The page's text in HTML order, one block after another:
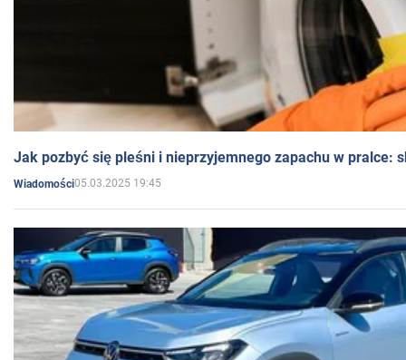
Jak pozbyć się pleśni i nieprzyjemnego zapachu w pralce:
Wiadomości05.03.2025 19:45